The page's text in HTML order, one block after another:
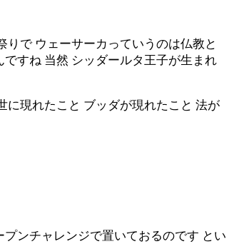
で ウェーサーカっていうのは仏教と
すね 当然 シッダールタ王子が生まれ
に現れたこと ブッダが現れたこと 法が
ンチャレンジで置いておるのです とい